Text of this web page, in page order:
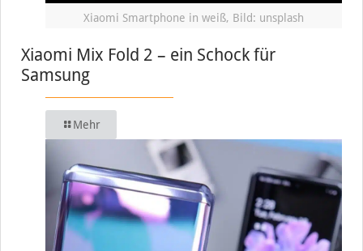
Xiaomi Smartphone in weiß, Bild: unsplash
Xiaomi Mix Fold 2 – ein Schock für
Samsung
Mehr